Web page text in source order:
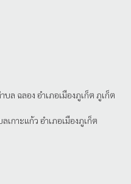
ล ฉลอง อำเภอเมืองภูเก็ต ภูเก็ต
เกาะแก้ว อำเภอเมืองภูเก็ต